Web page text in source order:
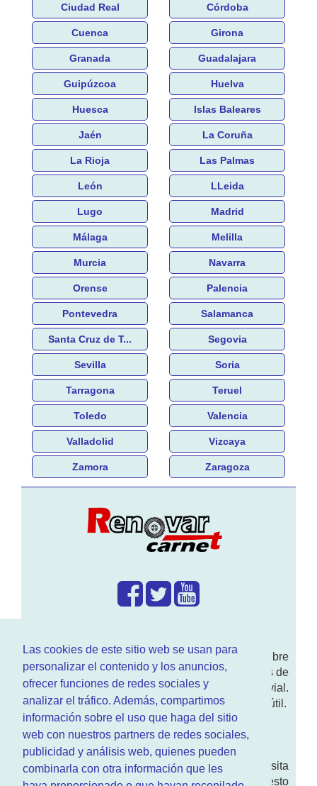
Las cookies de este sitio web se usan para
personalizar el contenido y los anuncios,
ofrecer funciones de redes sociales y
analizar el tráfico. Además, compartimos
información sobre el uso que haga del sitio
web con nuestros partners de redes sociales,
publicidad y análisis web, quienes pueden
combinarla con otra información que les
Ciudad Real Córdoba
Cuenca Girona
Granada Guadalajara
Guipúzcoa Huelva
Huesca Islas Baleares
Jaén La Coruña
La Rioja Las Palmas
León LLeida
Lugo Madrid
Málaga Melilla
Murcia Navarra
Orense Palencia
Pontevedra Salamanca
Santa Cruz de T... Segovia
Sevilla Soria
Tarragona Teruel
Toledo Valencia
Valladolid Vizcaya
Zamora Zaragoza
Enwww.RenovarCarnet.comTe contamos sobre
larenovación del permisode conducir, noticias de
actualidad motor y sobre todo seguridad vial.
Ademas tenemos todo tipo de información DGT útil.
¿Quienes somos?
Quieres saber quien mantiene la pagina, visita
nuestrasección de contacto. Aquí tienes nuesto